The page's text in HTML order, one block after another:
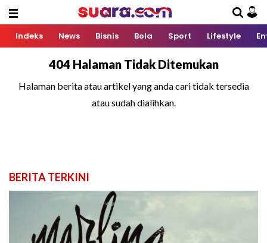
Indeks News Bisnis Bola Sport Lifestyle
404 Halaman Tidak Ditemukan
Halaman berita atau artikel yang anda cari tidak tersedia
atau sudah dialihkan.
BERITA TERKINI